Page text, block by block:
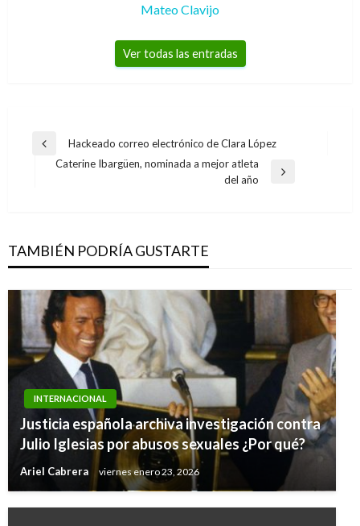
Mateo Clavijo
Ver todas las entradas
Navegación
Entrada
anterior
Hackeado correo electrónico de Clara López
Caterine Ibargüen, nominada a mejor atleta
del año
TAMBIÉN PODRÍA GUSTARTE
INTERNACIONAL
Justicia española archiva investigación contra
Julio Iglesias por abusos sexuales ¿Por qué?
Ariel Cabrera viernes enero 23, 2026